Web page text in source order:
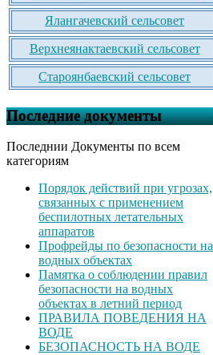
Ялангачевский сельсовет
Верхнеянактаевский сельсовет
Староянбаевский сельсовет
Последние документы
Последнии Документы по всем
категориям
Порядок действий при угрозах,
связанных с применением
беспилотных летательных
аппаратов
Профрейды по безопасности на
водных объектах
Памятка о соблюдении правил
безопасности на водных
объектах в летний период
ПРАВИЛА ПОВЕДЕНИЯ НА
ВОДЕ
БЕЗОПАСНОСТЬ НА ВОДЕ